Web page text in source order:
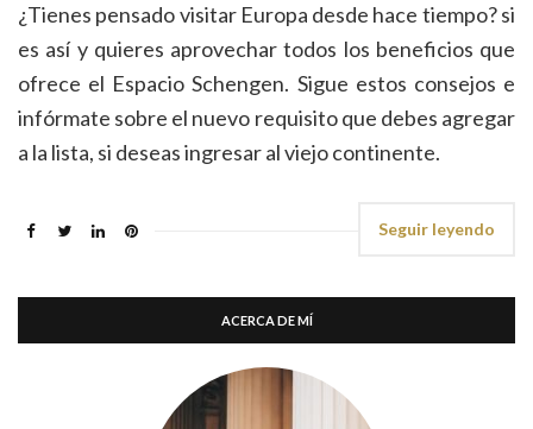
¿Tienes pensado visitar Europa desde hace tiempo? si
es así y quieres aprovechar todos los beneficios que
ofrece el Espacio Schengen. Sigue estos consejos e
infórmate sobre el nuevo requisito que debes agregar
a la lista, si deseas ingresar al viejo continente.
Seguir leyendo
ACERCA DE MÍ